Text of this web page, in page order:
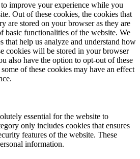
improve your experience while you
Out of these cookies, the cookies that
are stored on your browser as they are
basic functionalities of the website. We
that help us analyze and understand how
cookies will be stored in your browser
also have the option to opt-out of these
of these cookies may have an effect
essential for the website to
only includes cookies that ensures
features of the website. These
information.